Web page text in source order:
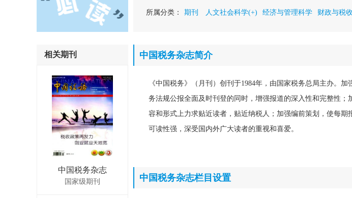
相关期刊
中国税务杂志
国家级期刊
所属分类： 期刊 人文社会科学(+) 经济与管理科学 财政与税收
中国税务杂志简介
《中国税务》（月刊）创刊于1984年，由国家税务总局主办。
务法规公报全面及时刊登的同时，增强报道的深入性和完整性；
容和形式上力求贴近读者，贴近纳税人；加强编前策划，使每期
可读性强，深受国内外广大读者的重视和喜爱。
中国税务杂志栏目设置